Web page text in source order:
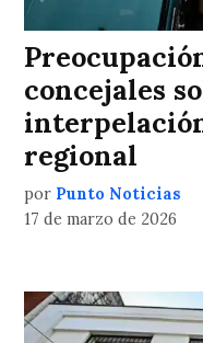
concejales
regional
por Punto Noticias
17 de marzo de 2026